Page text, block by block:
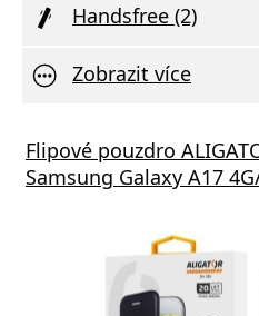
Handsfree (2)
Zobrazit více
Flipové pouzdro
Samsung Galaxy A17